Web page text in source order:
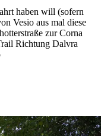
haben will (sofern
Vesio aus mal diese
zur Corna
Richtung Dalvra